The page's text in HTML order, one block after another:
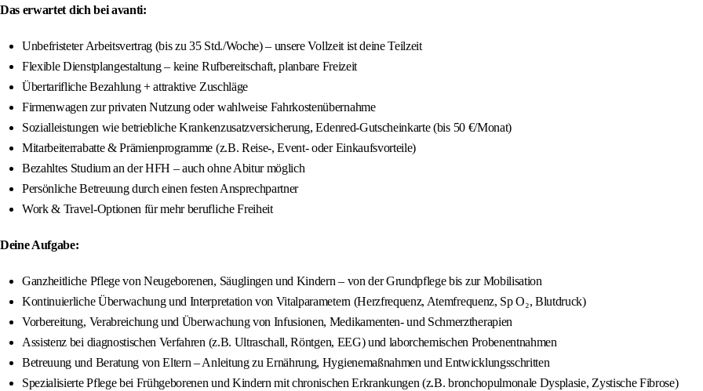
Das erwartet dich bei avanti:
Unbefristeter Arbeitsvertrag (bis zu 35 Std./Woche) – unsere Vollzeit ist deine Teilzeit
Flexible Dienstplangestaltung – keine Rufbereitschaft, planbare Freizeit
Übertarifliche Bezahlung + attraktive Zuschläge
Firmenwagen zur privaten Nutzung oder wahlweise Fahrkostenübernahme
Sozialleistungen wie betriebliche Krankenzusatzversicherung, Edenred-Gutscheinkarte (bis 50 €/Monat)
Mitarbeiterrabatte & Prämienprogramme (z.B. Reise-, Event- oder Einkaufsvorteile)
Bezahltes Studium an der HFH – auch ohne Abitur möglich
Persönliche Betreuung durch einen festen Ansprechpartner
Work & Travel-Optionen für mehr berufliche Freiheit
Deine Aufgabe:
Ganzheitliche Pflege von Neugeborenen, Säuglingen und Kindern – von der Grundpflege bis zur Mobilisation
Kontinuierliche Überwachung und Interpretation von Vitalparametern (Herzfrequenz, Atemfrequenz, Sp O₂, Blutdruck)
Vorbereitung, Verabreichung und Überwachung von Infusionen, Medikamenten- und Schmerztherapien
Assistenz bei diagnostischen Verfahren (z.B. Ultraschall, Röntgen, EEG) und laborchemischen Probenentnahmen
Betreuung und Beratung von Eltern – Anleitung zu Ernährung, Hygienemaßnahmen und Entwicklungsschritten
Spezialisierte Pflege bei Frühgeborenen und Kindern mit chronischen Erkrankungen (z.B. bronchopulmonale Dysplasie, Zystische Fibrose)